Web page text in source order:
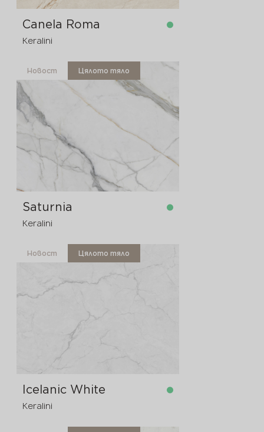
Canela Roma
Keralini
3200x1600x12 мм в наличност
Новост Цялото тяло
Saturnia
Keralini
в наличност
Новост Цялото тяло
Icelanic White
Keralini